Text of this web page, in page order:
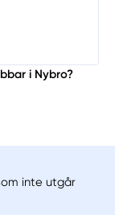
i Nybro?
inte utgår